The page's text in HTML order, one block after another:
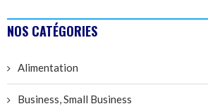
NOS CATÉGORIES
Alimentation
Business, Small Business